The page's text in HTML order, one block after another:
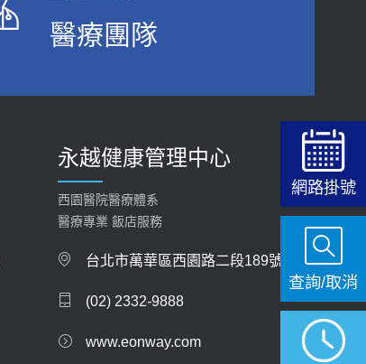
醫療團隊
永越健康管理中心
西園醫院醫療體系
醫療專業 飯店服務
台北市萬華區西園路二段189號
(02) 2332-9888
www.eonway.com
網路掛號
查詢/取消